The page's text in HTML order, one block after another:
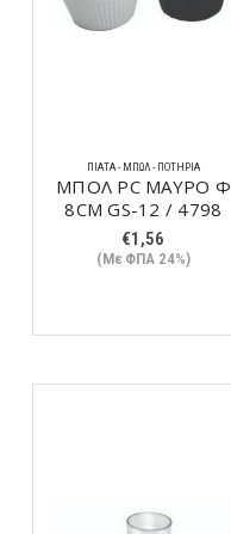
ΠΙΆΤΑ - ΜΠΩΛ - ΠΟΤΉΡΙΑ
ΜΠΟΛ PC ΜΑΥΡΟ Φ
8CM GS-12 / 4798
€1,56
(Με ΦΠΑ 24%)